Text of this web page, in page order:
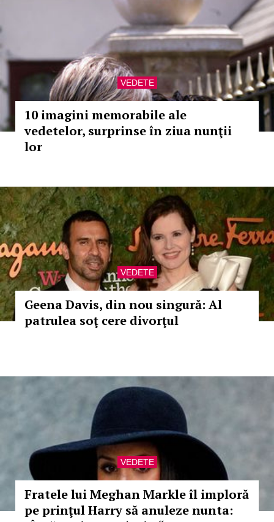
VEDETE
10 imagini memorabile ale
vedetelor, surprinse în ziua nunţii
lor
VEDETE
Geena Davis, din nou singură: Al
patrulea soţ cere divorţul
VEDETE
Fratele lui Meghan Markle îl imploră
pe prinţul Harry să anuleze nunta: